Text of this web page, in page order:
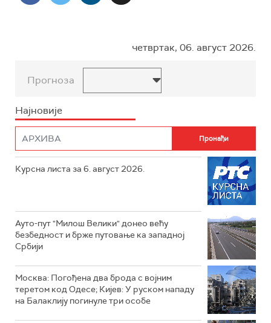
четвртак, 06. август 2026.
Прогноза
Најновије
Курсна листа за 6. август 2026.
Ауто-пут "Милош Велики" донео већу
безбедност и брже путовање ка западној
Србији
Москва: Погођена два брода с војним
теретом код Одесе; Кијев: У руском нападу
на Балаклију погинуле три особе